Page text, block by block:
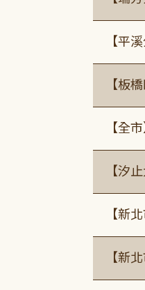
【平
【板
【全
【汐
【新
【新